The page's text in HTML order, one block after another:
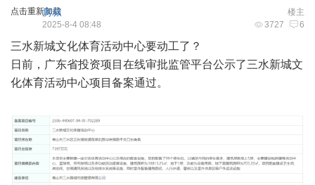
点击重新加载 楼主
房叔
3727 6
2025-8-4 08:48
三水新城文化体育活动中心要动工了？
日前，广东省投资项目在线审批监管平台公示了三水新城文
化体育活动中心项目备案通过。